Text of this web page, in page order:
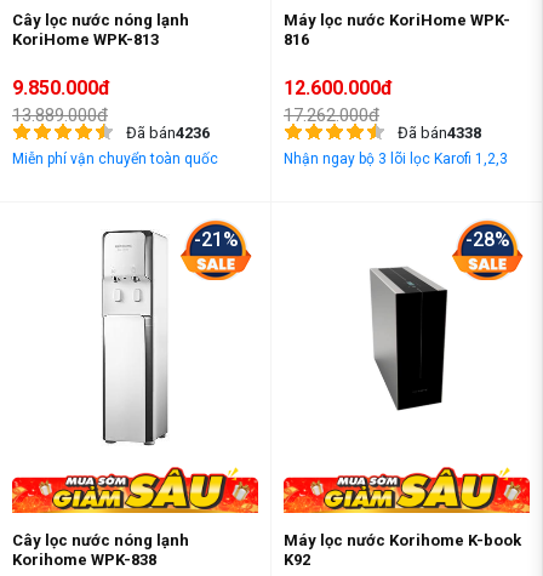
Cây lọc nước nóng lạnh
KoriHome WPK-813
9.850.000đ
13.889.000đ
Đã bán4236
Miễn phí vận chuyển toàn quốc
Máy lọc nước KoriHome WPK-
816
12.600.000đ
17.262.000đ
Đã bán4338
Nhận ngay bộ 3 lõi lọc Karofi 1,2,3
-21%
Cây lọc nước nóng lạnh
Korihome WPK-838
-28%
Máy lọc nước Korihome K-book
K92